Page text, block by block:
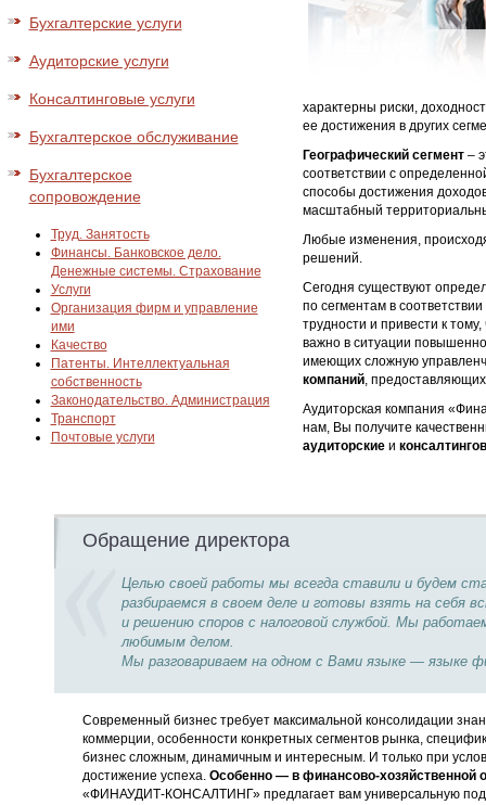
Бухгалтерские услуги
Аудиторские услуги
Консалтинговые услуги
Бухгалтерское обслуживание
Бухгалтерское
сопровождение
Труд. Занятость
Финансы. Банковское дело.
Денежные системы. Страхование
Услуги
Организация фирм и управление
ими
Качество
Патенты. Интеллектуальная
собственность
Законодательство. Администрация
Транспорт
Почтовые услуги
характерны риски,
ее достижения в других
Географический сегмент–
соответствии с
способы достижения
масштабный
Любые изменения,
решений.
Сегодня существуют
по сегментам в
трудности и привести к
важно в ситуации
имеющих сложную
компаний, предоставляющих
Аудиторская компания
нам, Вы получите
аудиторскиеи
Обращение директора
Целью своей работы мы всегда ставили и будем
разбираемся в своем деле и готовы взять на себя
и решению споров с налоговой службой. Мы
любимым делом.
Мы разговариваем на одном с Вами языке — языке
Современный бизнес требует максимальной консолидации
коммерции, особенности конкретных сегментов рынка,
бизнес сложным, динамичным и интересным. И только при
достижение успеха. Особенно — в финансово-хозяйственной
«ФИНАУДИТ-КОНСАЛТИНГ» предлагает вам универсальную